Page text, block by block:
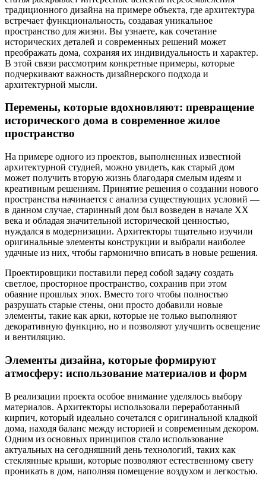
традиционного дизайна на примере объекта, где архитектура
встречает функциональность, создавая уникальное
пространство для жизни. Вы узнаете, как сочетание
исторических деталей и современных решений может
преображать дома, сохраняя их индивидуальность и характер.
В этой связи рассмотрим конкретные примеры, которые
подчеркивают важность дизайнерского подхода и
архитектурной мысли.
Перемены, которые вдохновляют: превращение
исторического дома в современное жилое
пространство
На примере одного из проектов, выполненных известной
архитектурной студией, можно увидеть, как старый дом
может получить вторую жизнь благодаря смелым идеям и
креативным решениям. Принятие решения о создании нового
пространства начинается с анализа существующих условий —
в данном случае, старинный дом был возведен в начале XX
века и обладая значительной исторической ценностью,
нуждался в модернизации. Архитекторы тщательно изучили
оригинальные элементы конструкции и выбрали наиболее
удачные из них, чтобы гармонично вписать в новые решения.
Проектировщики поставили перед собой задачу создать
светлое, просторное пространство, сохранив при этом
обаяние прошлых эпох. Вместо того чтобы полностью
разрушать старые стены, они просто добавили новые
элементы, такие как арки, которые не только выполняют
декоративную функцию, но и позволяют улучшить освещение
и вентиляцию.
Элементы дизайна, которые формируют
атмосферу: использование материалов и форм
В реализации проекта особое внимание уделялось выбору
материалов. Архитекторы использовали переработанный
кирпич, который идеально сочетался с оригинальной кладкой
дома, находя баланс между историей и современным декором.
Одним из основных принципов стало использование
актуальных на сегодняшний день технологий, таких как
стеклянные крыши, которые позволяют естественному свету
проникать в дом, наполняя помещение воздухом и легкостью.